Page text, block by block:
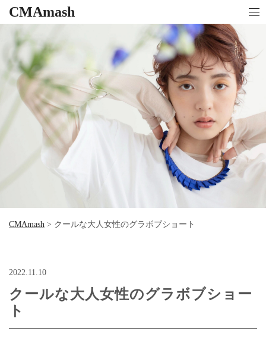
CMAmash
CMAmash > クールな大人女性のグラボブショート
2022.11.10
クールな大人女性のグラボブショー
ト